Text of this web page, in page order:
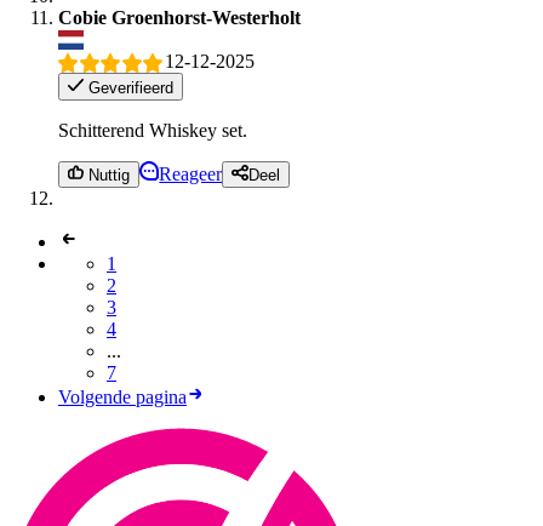
Cobie Groenhorst-Westerholt
12-12-2025
Geverifieerd
Schitterend Whiskey set.
Nuttig Reageer Deel
1
2
3
4
...
7
Volgende pagina